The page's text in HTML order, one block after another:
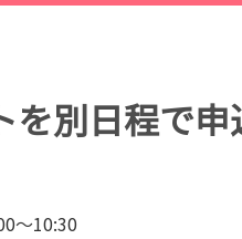
を別日程で申
～10:30